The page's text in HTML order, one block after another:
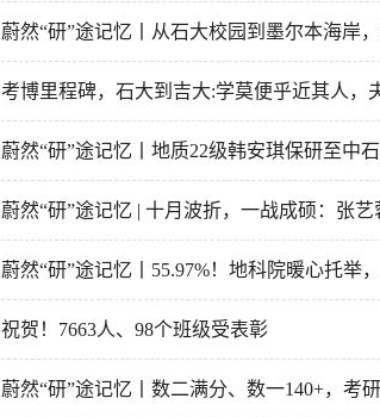
蔚然“研”途记忆丨从石大校园到墨尔本海岸
考博里程碑，石大到吉大:学莫便乎近其人，
蔚然“研”途记忆丨地质22级韩安琪保研至中
蔚然“研”途记忆 | 十月波折，一战成硕：张艺
蔚然“研”途记忆丨55.97%！地科院暖心托举
祝贺！7663人、98个班级受表彰
蔚然“研”途记忆丨数二满分、数一140+，考